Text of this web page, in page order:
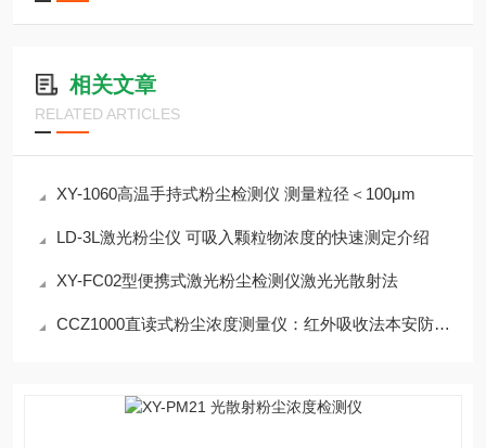
相关文章
RELATED ARTICLES
XY-1060高温手持式粉尘检测仪 测量粒径＜100μm
LD-3L激光粉尘仪 可吸入颗粒物浓度的快速测定介绍
XY-FC02型便携式激光粉尘检测仪激光光散射法
CCZ1000直读式粉尘浓度测量仪：红外吸收法本安防爆设计